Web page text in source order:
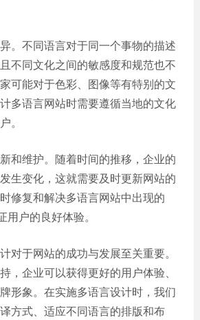
。不同语言对于同一个事物的描述
不同文化之间的敏感度和规范也不
可能对于色彩、图像等有特别的文
多语言网站时需要遵循当地的文化
。
和维护。随着时间的推移，企业的
生变化，这就需要及时更新网站的
修复和解决多语言网站中出现的
户的良好体验。
对于网站的成功与发展至关重要。
，企业可以获得更好的用户体验、
形象。在实施多语言设计时，我们
方式、适应不同语言的排版和布